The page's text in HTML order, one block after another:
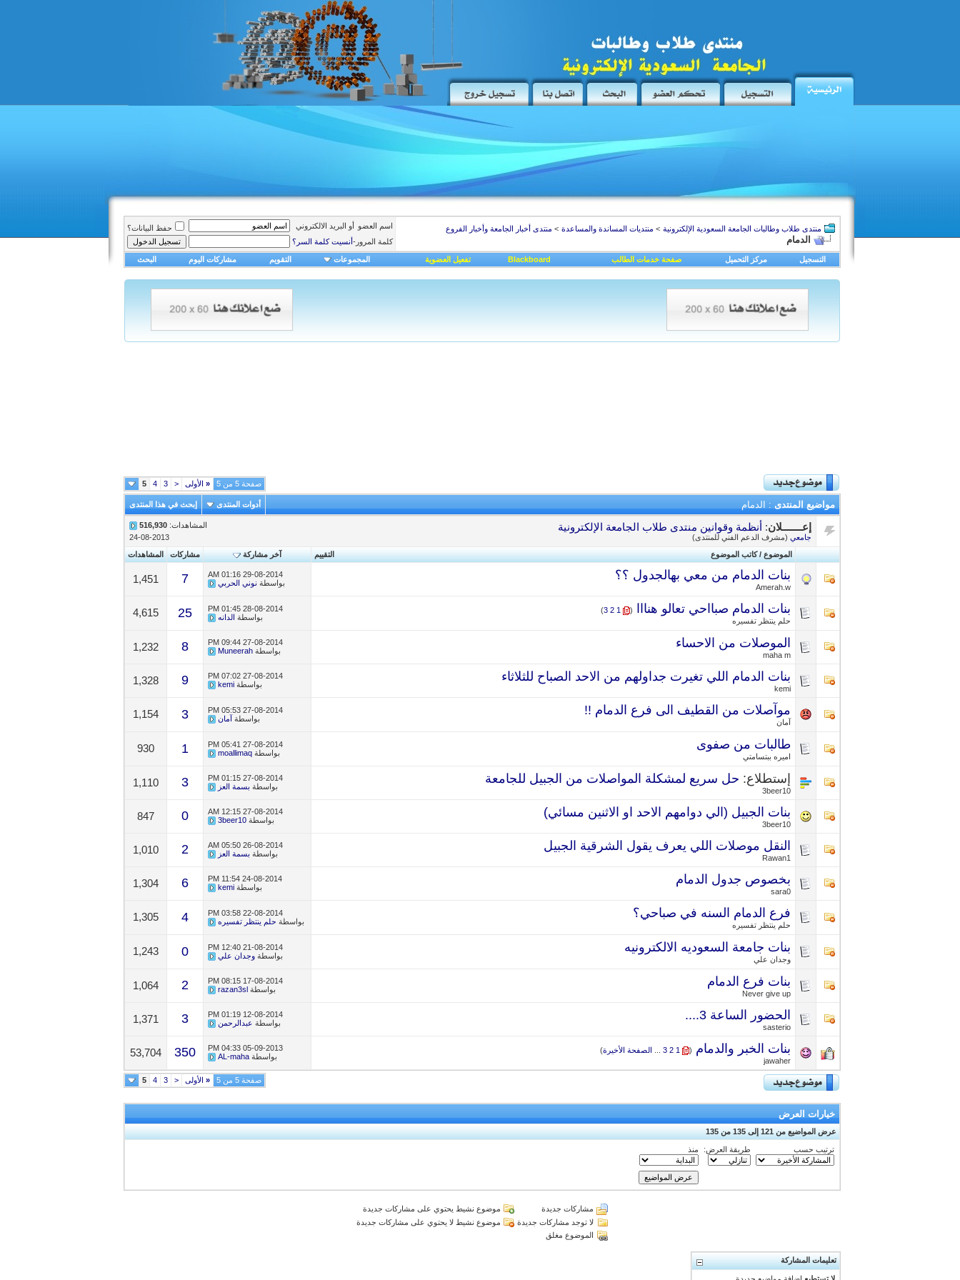
منتدى طلاب وطالبات الجامعة السعودية الإلكترونية > منتديات المساندة والمساعدة > منتدى أخبار الجامعة وأخبار الفروع
الدمام
اسم العضو أو البريد الالكتروني
حفظ البيانات؟
كلمة المرور-أنسيت كلمة السر؟
التسجيل مركز التحميل صفحة خدمات الطالب Blackboard تفعيل العضوية المجموعات التقويم مشاركات اليوم البحث
صفحة 5 من 5 « الأولى <
3
4
5
مواضيع المنتدى : الدمام أدوات المنتدى إبحث في هذا المنتدى
المشاهدات:516,930 إعـــــــلان: أنظمة وقوانين منتدى طلاب الجامعة الإلكترونية
24-08-2013 جامعي (مشرف الدعم الفني للمنتدى)
التقييم
الموضوع /كاتب الموضوع آخر مشاركة مشاركات المشاهدات
بنات الدمام من معي بهالجدول ؟؟
Amerah.w
29-08-2014
01:16 AM
بواسطة نوني الحربي 7
1,451
بنات الدمام صبااحي تعالو هنااا (
1
2
3
)
حلم ينتظر تفسيره
28-08-2014
01:45 PM
بواسطة الدانه 25
4,615
الموصلات من الاحساء
maha m
27-08-2014
09:44 PM
بواسطةMuneerah
8
1,232
بنات الدمام اللي تغيرت جداولهم من الاحد الصباح للثلاثاء
kemi
27-08-2014
07:02 PM
بواسطةkemi
9
1,328
موآصلات من القطيف الى فرع الدمام !!
آمان
27-08-2014
05:53 PM
بواسطةآمان 3
1,154
طالبات من صفوى
اميره ببتسامتي
27-08-2014
05:41 PM
بواسطةmoallimaq
1
930
إستطلاع: حل سريع لمشكلة المواصلات من الجبيل للجامعة
3beer10
27-08-2014
01:15 PM
بواسطة بسمة العز 3
1,110
بنات الجبيل (الي دوامهم الاحد او الاثنين مسائي)
3beer10
27-08-2014
12:15 AM
بواسطة3beer10
0
847
النقل موصلات اللي يعرف يقول الشرقية الجبيل
Rawan1
26-08-2014
05:50 AM
بواسطة بسمة العز 2
1,010
بخصوص جدول الدمام
sara0
24-08-2014
11:54 PM
بواسطةkemi
6
1,304
فرع الدمام السنه في صباحي؟
حلم ينتظر تفسيره
22-08-2014
03:58 PM
بواسطة حلم ينتظر تفسيره 4
1,305
بنات جامعة السعوديه الالكترونيه
وجدان علي
21-08-2014
12:40 PM
بواسطةوجدان علي 0
1,243
بنات فرع الدمام
Never give up
17-08-2014
08:15 PM
بواسطةrazan3sl
2
1,064
الحضور الساعة 3....
sasterio
12-08-2014
01:19 PM
بواسطة عبدالرحمن 3
1,371
بنات الخبر والدمام (
1
2
3 الصفحة الأخيرة)
jawaher
05-09-2013
04:33 PM
بواسطةAL-maha
350
53,704
صفحة 5 من 5 « الأولى <
3
4
5
خيارات العرض
عرض المواضيع من 121 إلى 135 من 135
ترتيب حسب طريقة العرض: منذ
مشاركات جديدة
موضوع نشيط يحتوي على مشاركات جديدة
لا توجد مشاركات جديدة
موضوع نشيط لا يحتوي على مشاركات جديدة
الموضوع مغلق
تعليمات المشاركة